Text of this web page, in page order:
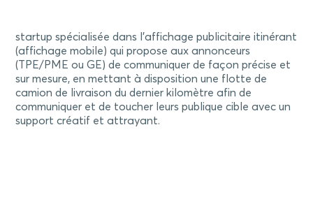
startup spécialisée dans l'affichage publicitaire itinérant
(affichage mobile) qui propose aux annonceurs
(TPE/PME ou GE) de communiquer de façon précise et
sur mesure, en mettant à disposition une flotte de
camion de livraison du dernier kilomètre afin de
communiquer et de toucher leurs publique cible avec un
support créatif et attrayant.